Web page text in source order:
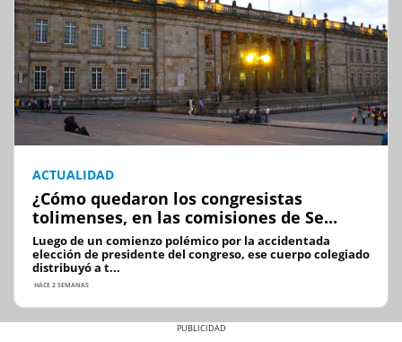
ACTUALIDAD
¿Cómo quedaron los congresistas
tolimenses, en las comisiones de Se...
Luego de un comienzo polémico por la accidentada
elección de presidente del congreso, ese cuerpo colegiado
distribuyó a t...
HACE 2 SEMANAS